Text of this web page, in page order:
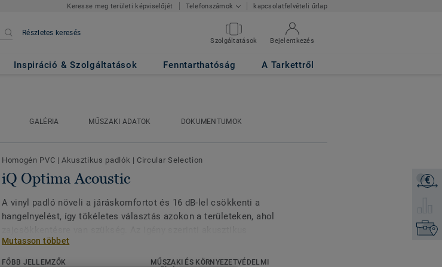
Keresse meg területi képviselőjét Telefonszámok kapcsolatfelvételi űrlap
Részletes keresés
Szolgáltatások Bejelentkezés
Inspiráció & Szolgáltatások Fenntarthatóság A Tarkettről
€
GALÉRIA MŰSZAKI ADATOK
DOKUMENTUMOK
Homogén PVC |Akusztikus padlók | Circular Selection
iQ Optima Acoustic
A vinyl padló növeli a járáskomfortot és 16 dB-lel csökkenti a
hangelnyelést, így tökéletes választás azokon a területeken, ahol
termék az iQ Optima eredeti, igazán klasszikus kialakítása mind a
55 új színében elérhető. Az oktatási és egészségügyi
Mutasson többet
FŐBB JELLEMZŐK
MŰSZAKI ÉS KÖRNYEZETVÉDELMI